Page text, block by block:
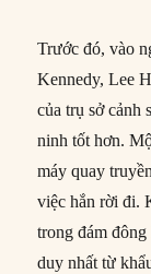
Trước đó, vào
Kennedy, Lee
của trụ sở cảnh
ninh tốt hơn.
máy quay
việc hắn rời đi.
trong đám
duy nhất từ